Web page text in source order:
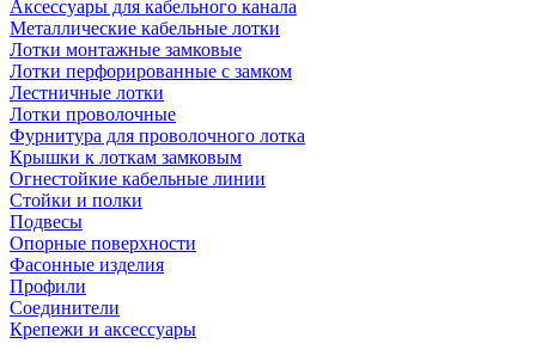
Аксессуары для кабельного канала
Металлические кабельные лотки
Лотки монтажные замковые
Лотки перфорированные с замком
Лестничные лотки
Лотки проволочные
Фурнитура для проволочного лотка
Крышки к лоткам замковым
Огнестойкие кабельные линии
Стойки и полки
Подвесы
Опорные поверхности
Фасонные изделия
Профили
Соединители
Крепежи и аксессуары